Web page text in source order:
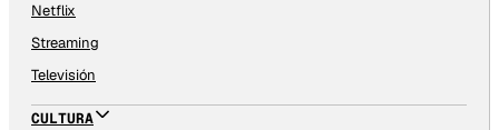
Netflix
Streaming
Televisión
CULTURA